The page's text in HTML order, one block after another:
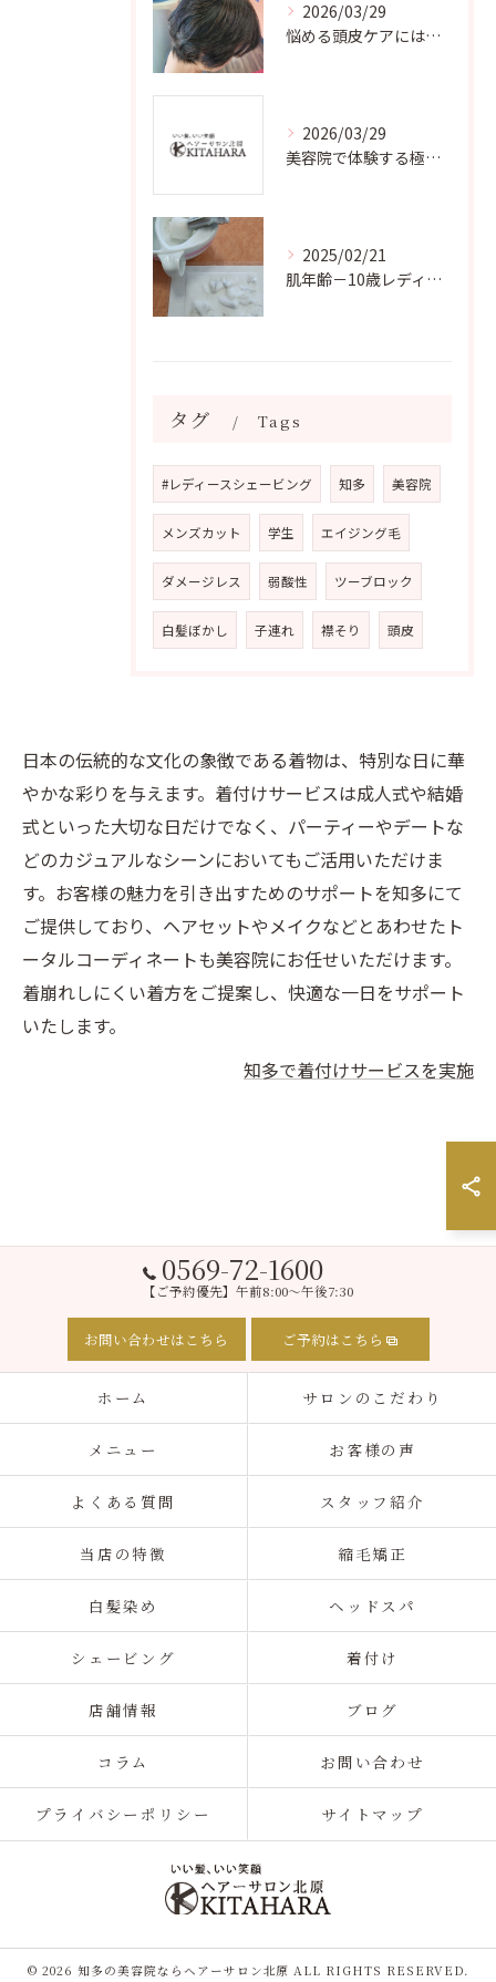
2026/03/29
悩める頭皮ケアには弱酸性ヘアカラー
2026/03/29
美容院で体験する極上お顔剃り美容法
2025/02/21
肌年齢－10歳レディースシェービング
タグ Tags
#レディースシェービング 知多 美容院
メンズカット 学生 エイジング毛
ダメージレス 弱酸性 ツーブロック
白髪ぼかし 子連れ 襟そり 頭皮
日本の伝統的な文化の象徴である着物は、特別な日に華
やかな彩りを与えます。着付けサービスは成人式や結婚
式といった大切な日だけでなく、パーティーやデートな
どのカジュアルなシーンにおいてもご活用いただけま
す。お客様の魅力を引き出すためのサポートを知多にて
ご提供しており、ヘアセットやメイクなどとあわせたト
ータルコーディネートも美容院にお任せいただけます。
着崩れしにくい着方をご提案し、快適な一日をサポート
いたします。
知多で着付けサービスを実施
0569-72-1600
【ご予約優先】午前8:00～午後7:30
お問い合わせはこちら ご予約はこちら
ホーム サロンのこだわり
メニュー お客様の声
よくある質問 スタッフ紹介
当店の特徴 縮毛矯正
白髪染め ヘッドスパ
シェービング 着付け
店舗情報 ブログ
コラム お問い合わせ
プライバシーポリシー サイトマップ
© 2026 知多の美容院ならヘアーサロン北原 ALL RIGHTS RESERVED.